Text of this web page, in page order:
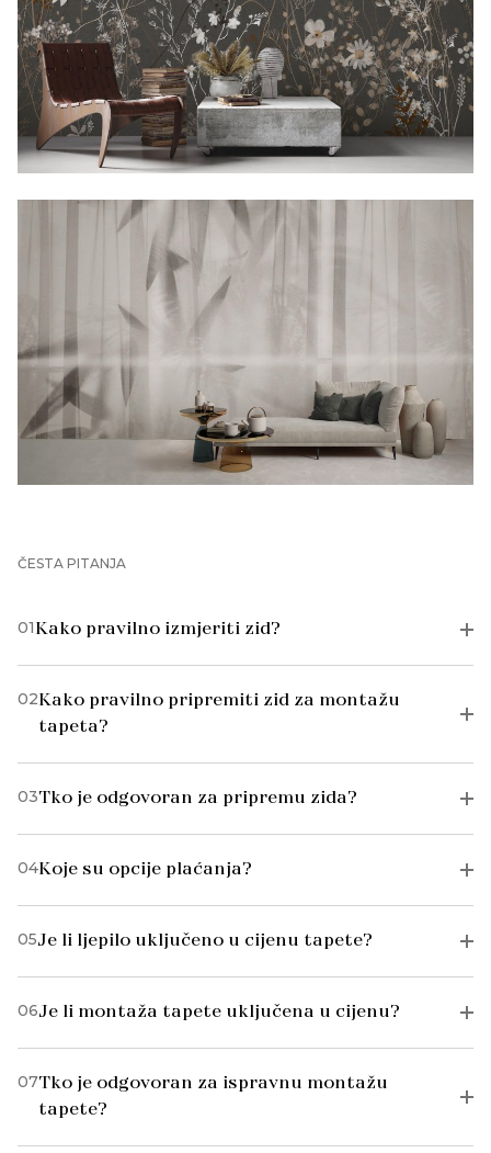
ČESTA PITANJA
01Kako pravilno izmjeriti zid?
02Kako pravilno pripremiti zid za montažu
tapeta?
03Tko je odgovoran za pripremu zida?
04Koje su opcije plaćanja?
05Je li ljepilo uključeno u cijenu tapete?
06Je li montaža tapete uključena u cijenu?
07Tko je odgovoran za ispravnu montažu
tapete?